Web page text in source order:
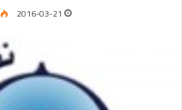
2016-03-21